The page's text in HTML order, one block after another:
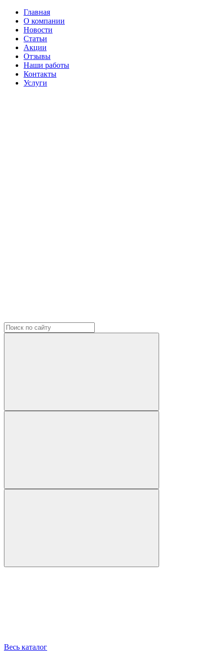
Главная
О компании
Новости
Статьи
Акции
Отзывы
Наши работы
Контакты
Услуги
Весь каталог